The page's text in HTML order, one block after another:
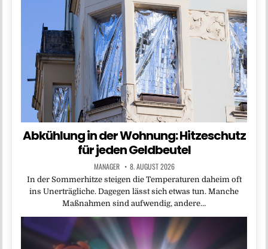
Abkühlung in der Wohnung: Hitzeschutz
für jeden Geldbeutel
MANAGER 8. AUGUST 2026
In der Sommerhitze steigen die Temperaturen daheim oft
ins Unerträgliche. Dagegen lässt sich etwas tun. Manche
Maßnahmen sind aufwendig, andere…